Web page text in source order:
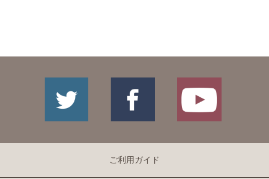
ご利用ガイド